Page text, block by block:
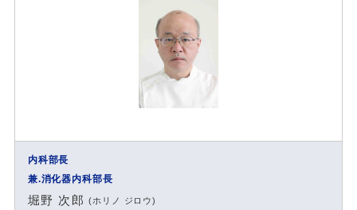
内科部長
兼.消化器内科部長
堀野 次郎 (ホリノ ジロウ)